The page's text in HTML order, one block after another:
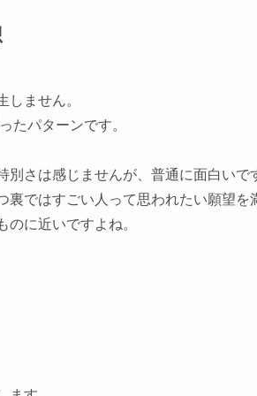
しません。
たパターンです。
別さは感じませんが、普通に面白いで
裏ではすごい人って思われたい願望を
のに近いですよね。